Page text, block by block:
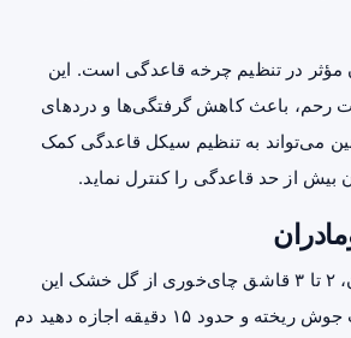
مؤثر در تنظیم چرخه قاعدگی است. این
رحم، باعث کاهش گرفتگی‌ها و دردهای
می‌تواند به تنظیم سیکل قاعدگی کمک
بیش از حد قاعدگی را کنترل نماید.
برای تهیه چای بومادران، ۲ تا ۳ قاشق چای‌خوری از گل خشک این
گیاه را در یک فنجان آب جوش ریخته و حدود ۱۵ دقیقه اجازه دهید دم